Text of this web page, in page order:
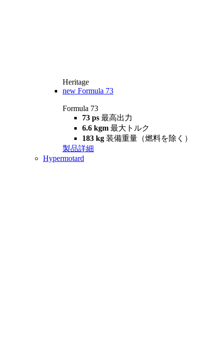
Heritage
new Formula 73
Formula 73
73 ps 最高出力
6.6 kgm 最大トルク
183 kg 装備重量（燃料を除く）
製品詳細
Hypermotard